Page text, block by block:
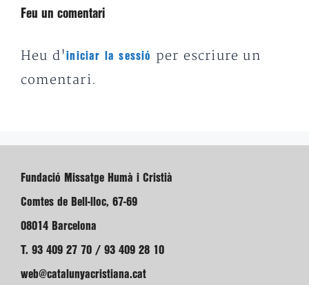
Feu un comentari
Heu d'iniciar la sessió
per escriure un
comentari.
Fundació Missatge Humà i Cristià
Comtes de Bell-lloc, 67-69
08014 Barcelona
T. 93 409 27 70 / 93 409 28 10
web@catalunyacristiana.cat